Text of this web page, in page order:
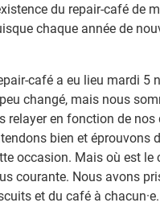
du repair-café de
chaque année de
café a eu lieu mardi 5
changé, mais nous
relayer en fonction de
bien et éprouvons
occasion. Mais où est le
courante. Nous avons
et du café à chacun·e.